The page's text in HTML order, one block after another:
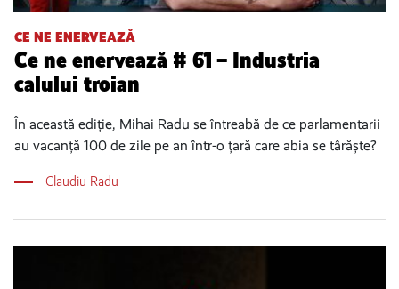
CE NE ENERVEAZĂ
Ce ne enervează # 61 – Industria
calului troian
În această ediție, Mihai Radu se întreabă de ce parlamentarii
au vacanță 100 de zile pe an într-o țară care abia se târăște?
Claudiu Radu